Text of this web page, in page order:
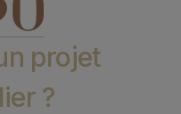
projet
?